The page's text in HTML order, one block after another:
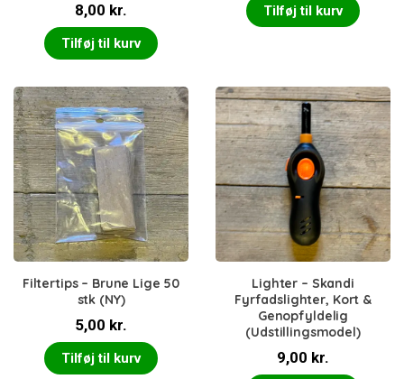
8,00 kr.
Tilføj til kurv
Tilføj til kurv
Filtertips – Brune Lige 50
stk (NY)
5,00 kr.
Tilføj til kurv
Lighter – Skandi
Fyrfadslighter, Kort &
Genopfyldelig
(Udstillingsmodel)
9,00 kr.